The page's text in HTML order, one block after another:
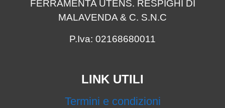
FERRAMENTA UTENS. RESPIGHI DI
MALAVENDA & C. S.N.C
P.Iva: 02168680011
LINK UTILI
Termini e condizioni